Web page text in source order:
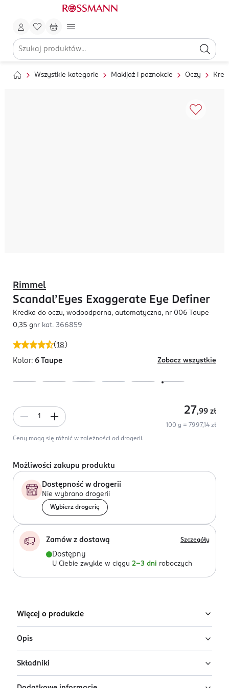
Wszystkie kategorie Makijaż i paznokcie Oczy
(18 )
Rimmel
Scandal’Eyes Exaggerate Eye Definer
Kredka do oczu, wodoodporna, automatyczna, nr 006 Taupe
0,35 gnr kat. 366859
Kolor: 6 Taupe Zobacz wszystkie
27,99 zł
100 g = 7997,14 zł
Ceny mogą się różnić w zależności od drogerii.
Możliwości zakupu produktu
Dostępność w drogerii
Nie wybrano drogerii
Wybierz drogerię
Zamów z dostawą Szczegóły
Dostępny
U Ciebie zwykle w ciągu 2-3 dni roboczych
Więcej o produkcie
Opis
Kredka do oczu Rimmel Scandal’eyes Exaggerate o
intensywnym odcieniu 006 Taupe jest niezwykle łatwa
Składniki